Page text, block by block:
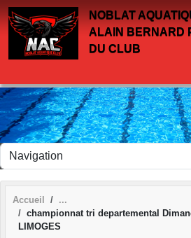
NOBLAT
ALAIN BERNARD
DU CLUB
Accueil
championnat tri departemental
LIMOGES
Panneau de gestion des cookies